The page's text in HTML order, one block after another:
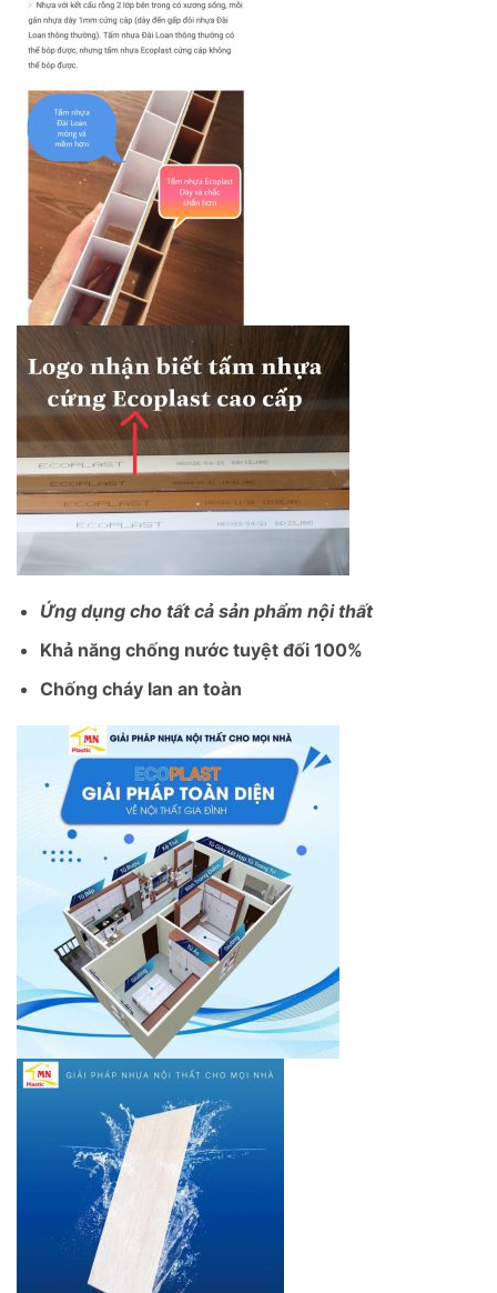
Ứng dụng cho tất cả sản phẩm nội thất
Khả năng chống nước tuyệt đối 100%
Chống cháy lan an toàn